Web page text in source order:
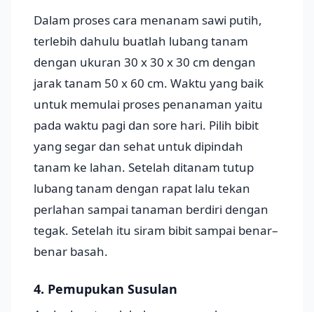
Dalam proses cara menanam sawi putih,
terlebih dahulu buatlah lubang tanam
dengan ukuran 30 x 30 x 30 cm dengan
jarak tanam 50 x 60 cm. Waktu yang baik
untuk memulai proses penanaman yaitu
pada waktu pagi dan sore hari. Pilih bibit
yang segar dan sehat untuk dipindah
tanam ke lahan. Setelah ditanam tutup
lubang tanam dengan rapat lalu tekan
perlahan sampai tanaman berdiri dengan
tegak. Setelah itu siram bibit sampai benar–
benar basah.
4. Pemupukan Susulan